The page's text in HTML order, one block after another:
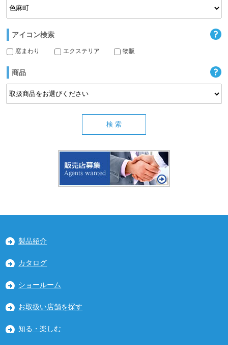
アイコン検索
窓まわり エクステリア 物販
商品
製品紹介
カタログ
ショールーム
お取扱い店舗を探す
知る・楽しむ